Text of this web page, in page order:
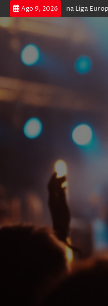
Ago 9, 2026
e prossegue na Liga Europa